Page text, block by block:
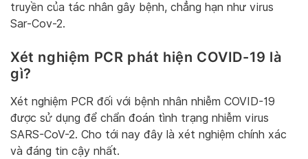
truyền của tác nhân gây bệnh, chẳng hạn như virus
Sar-Cov-2.
Xét nghiệm PCR phát hiện COVID-19 là
gì?
Xét nghiệm PCR đối với bệnh nhân nhiễm COVID-19
được sử dụng để chẩn đoán tình trạng nhiễm virus
SARS-CoV-2. Cho tới nay đây là xét nghiệm chính xác
và đáng tin cậy nhất.